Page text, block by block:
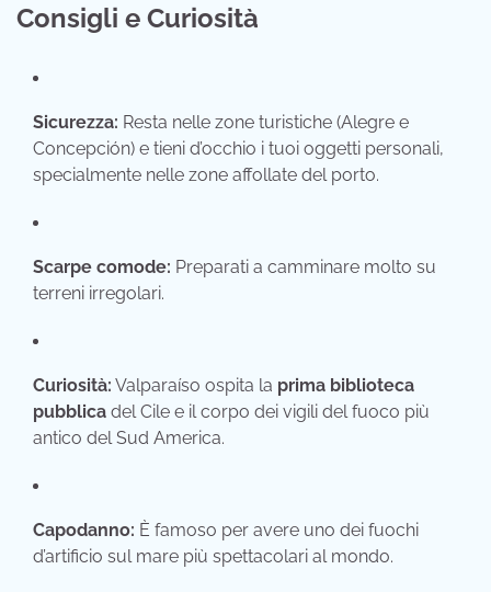
Consigli e Curiosità
Sicurezza: Resta nelle zone turistiche (Alegre e
Concepción) e tieni d’occhio i tuoi oggetti personali,
specialmente nelle zone affollate del porto.
Scarpe comode: Preparati a camminare molto su
terreni irregolari.
Curiosità: Valparaíso ospita la prima biblioteca
pubblica del Cile e il corpo dei vigili del fuoco più
antico del Sud America.
Capodanno: È famoso per avere uno dei fuochi
d’artificio sul mare più spettacolari al mondo.